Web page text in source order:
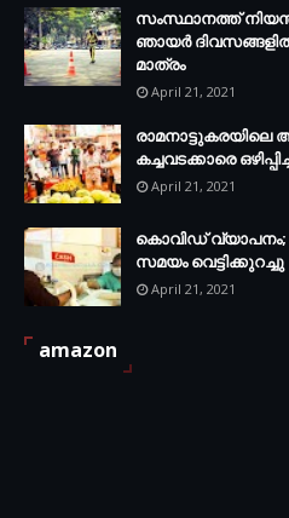
സംസ്ഥാനത്ത്
ഞായര്‍
മാത്രം
April 21, 2021
കച്ചവടക്കാരെ
April 21, 2021
കൊവിഡ്
സമയം വെട്ടിക്കുറച്ചു
April 21, 2021
amazon